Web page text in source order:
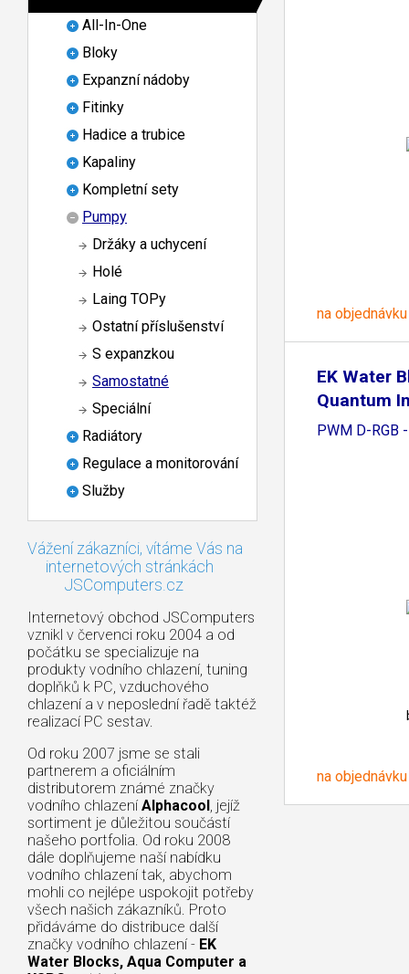
All-In-One
Bloky
Expanzní nádoby
Fitinky
Hadice a trubice
Kapaliny
Kompletní sety
Pumpy
Držáky a uchycení
Holé
Laing TOPy
Ostatní příslušenství
S expanzkou
Samostatné
Speciální
Radiátory
Regulace a monitorování
Služby
Vážení zákazníci, vítáme Vás na
internetových stránkách
JSComputers.cz
Internetový obchod JSComputers
vznikl v červenci roku 2004 a od
počátku se specializuje na
produkty vodního chlazení, tuning
doplňků k PC, vzduchového
chlazení a v neposlední řadě taktéž
realizací PC sestav.
Od roku 2007 jsme se stali
partnerem a oficiálním
distributorem známé značky
vodního chlazení Alphacool, jejíž
sortiment je důležitou součástí
našeho portfolia. Od roku 2008
dále doplňujeme naší nabídku
vodního chlazení tak, abychom
mohli co nejlépe uspokojit potřeby
všech našich zákazníků. Proto
přidáváme do distribuce další
značky vodního chlazení - EK
Water Blocks, Aqua Computer a
na objednávku
EK Water
Quantum
PWM D-RGB
na objednávku